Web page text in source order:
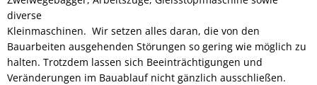
diverse
Kleinmaschinen. Wir setzen alles daran, die von den
Bauarbeiten ausgehenden Störungen so gering wie möglich zu
halten. Trotzdem lassen sich Beeinträchtigungen und
Veränderungen im Bauablauf nicht gänzlich ausschließen.